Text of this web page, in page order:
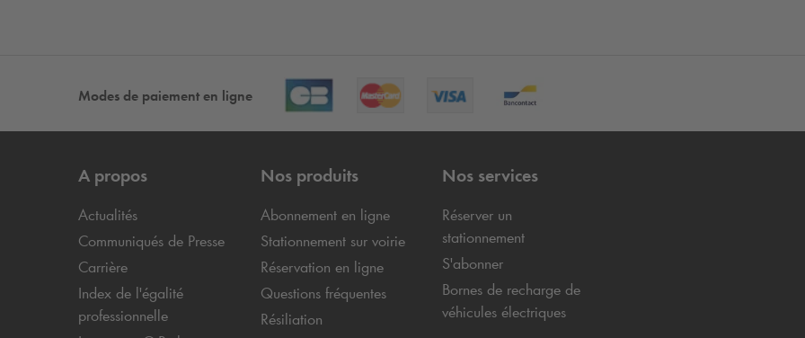
Modes de paiement en ligne
A propos
Actualités
Communiqués de Presse
Carrière
Index de l'égalité
professionnelle
Nos produits
Abonnement en ligne
Stationnement sur voirie
Réservation en ligne
Questions fréquentes
Résiliation
Nos services
Réserver un
stationnement
S'abonner
Bornes de recharge de
véhicules électriques